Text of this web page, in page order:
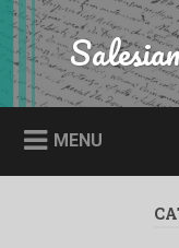
Skip
to
content
Search
MENU